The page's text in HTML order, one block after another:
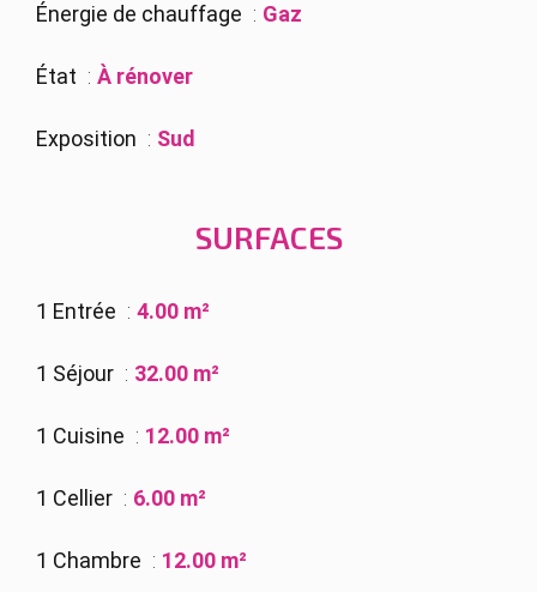
Énergie de chauffage Gaz
État À rénover
Exposition Sud
SURFACES
1 Entrée 4.00 m²
1 Séjour 32.00 m²
1 Cuisine 12.00 m²
1 Cellier 6.00 m²
1 Chambre 12.00 m²